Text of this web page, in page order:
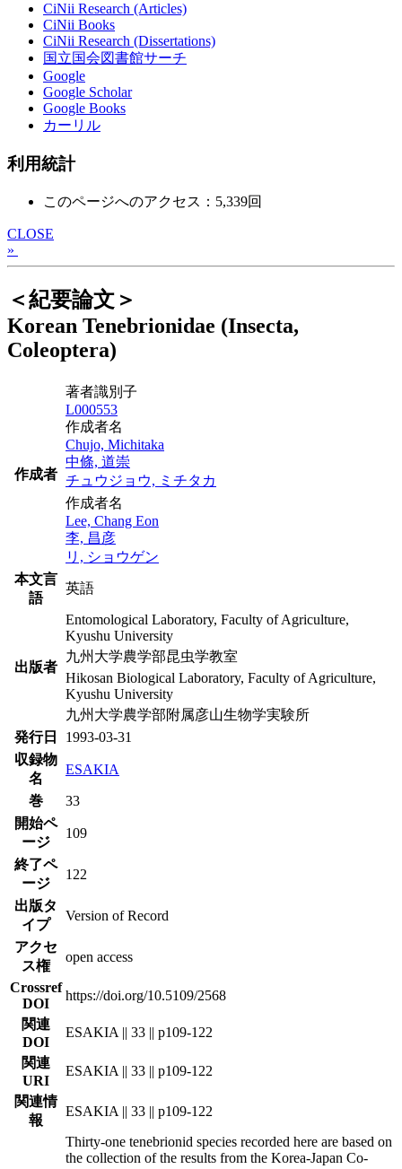
CiNii Research (Articles)
CiNii Books
CiNii Research (Dissertations)
国立国会図書館サーチ
Google
Google Scholar
Google Books
カーリル
利用統計
このページへのアクセス：5,339回
CLOSE
»
＜紀要論文＞
Korean Tenebrionidae (Insecta,
Coleoptera)
作成者
著者識別子
L000553
作成者名
Chujo, Michitaka
中條, 道崇
チュウジョウ, ミチタカ
作成者名
Lee, Chang Eon
李, 昌彦
リ, ショウゲン
本文言
語
英語
出版者
Entomological Laboratory, Faculty of Agriculture,
Kyushu University
九州大学農学部昆虫学教室
Hikosan Biological Laboratory, Faculty of Agriculture,
Kyushu University
九州大学農学部附属彦山生物学実験所
発行日
1993-03-31
収録物
名
ESAKIA
巻
33
開始ペ
ージ
109
終了ペ
ージ
122
出版タ
イプ
Version of Record
アクセ
ス権
open access
Crossref
DOI
https://doi.org/10.5109/2568
関連
DOI
ESAKIA || 33 || p109-122
関連
URI
ESAKIA || 33 || p109-122
関連情
報
ESAKIA || 33 || p109-122
Thirty-one tenebrionid species recorded here are based on
the collection of the results from the Korea-Japan Co-